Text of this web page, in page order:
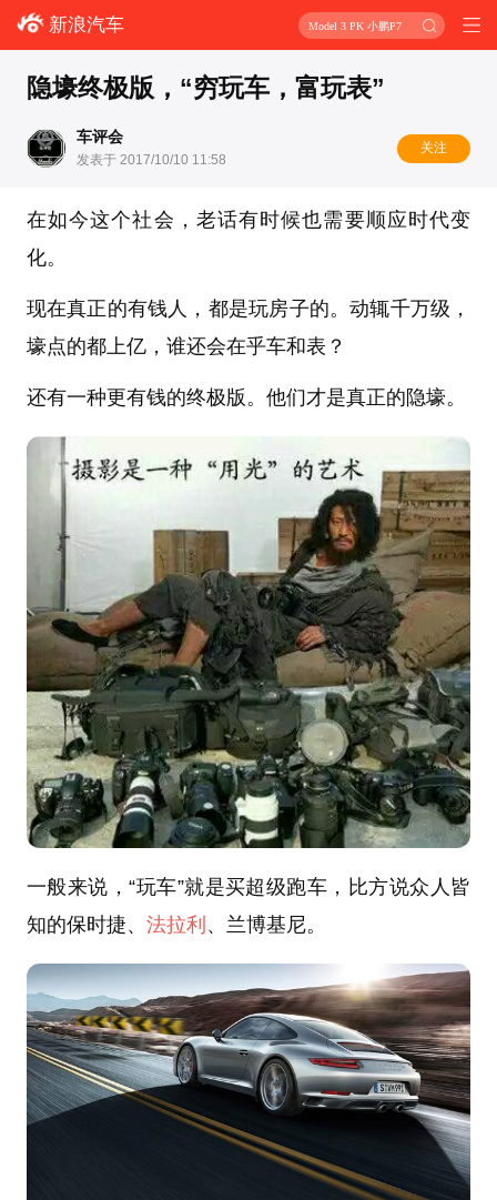
新浪汽车 Model 3 PK 小鹏P7
隐壕终极版，“穷玩车，富玩表”
车评会
发表于 2017/10/10 11:58
关注
在如今这个社会，老话有时候也需要顺应时代变
化。
现在真正的有钱人，都是玩房子的。动辄千万级，
壕点的都上亿，谁还会在乎车和表？
还有一种更有钱的终极版。他们才是真正的隐壕。
一般来说，“玩车”就是买超级跑车，比方说众人皆
知的保时捷、 法拉利 、兰博基尼。